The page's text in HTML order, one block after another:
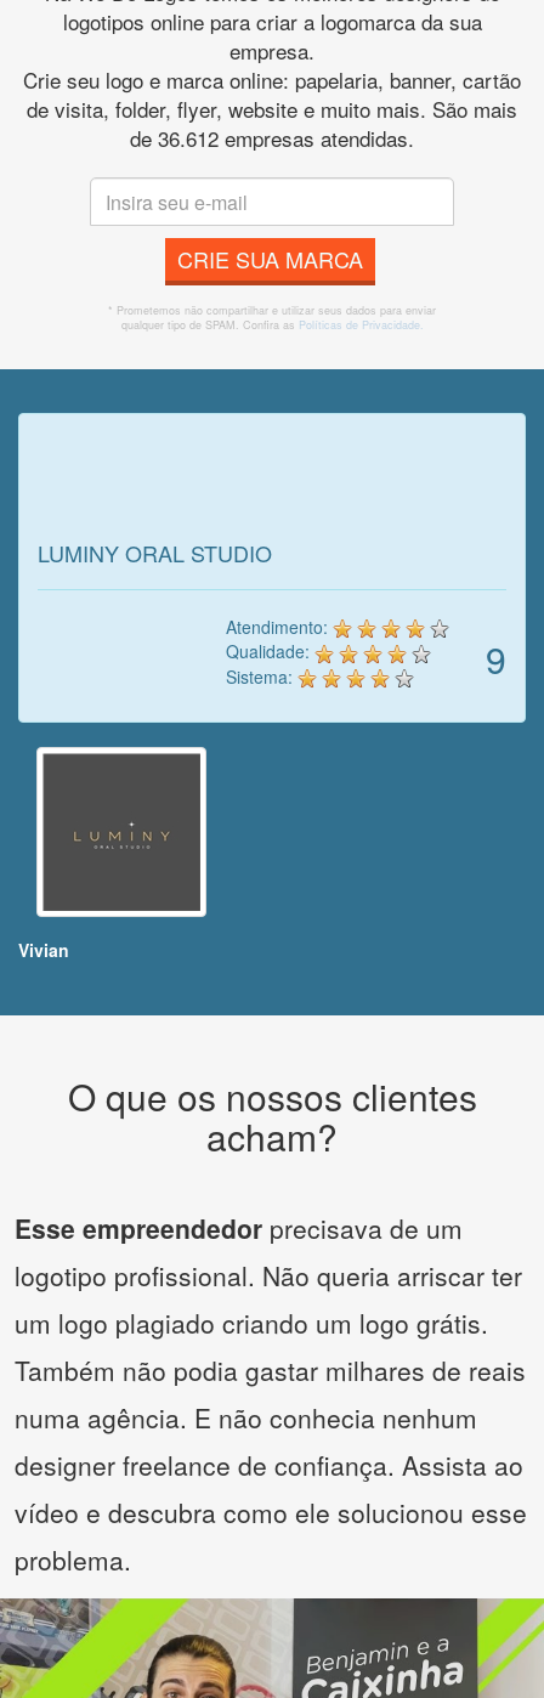
logotipos online para criar a logomarca da sua
empresa.
Crie seu logo e marca online: papelaria, banner, cartão
de visita, folder, flyer, website e muito mais. São mais
de 36.612 empresas atendidas.
CRIE SUA MARCA
* Prometemos não compartilhar e utilizar seus dados para enviar
qualquer tipo de SPAM. Confira as Políticas de Privacidade.
LUMINY ORAL STUDIO
9
Atendimento:
Qualidade:
Sistema:
Vivian
O que os nossos clientes
acham?
Esse empreendedor precisava de um
logotipo profissional. Não queria arriscar ter
um logo plagiado criando um logo grátis.
Também não podia gastar milhares de reais
numa agência. E não conhecia nenhum
designer freelance de confiança. Assista ao
vídeo e descubra como ele solucionou esse
problema.